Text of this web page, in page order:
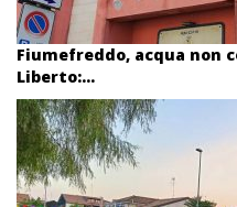
Fiumefreddo, acqua non
Liberto:...